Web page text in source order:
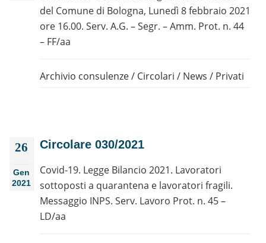
del Comune di Bologna, Lunedì 8 febbraio 2021
ore 16.00. Serv. A.G. – Segr. – Amm. Prot. n. 44
– FF/aa
Archivio consulenze/ Circolari / News / Privati
26
Gen
2021
Circolare 030/2021
Covid-19. Legge Bilancio 2021. Lavoratori
sottoposti a quarantena e lavoratori fragili.
Messaggio INPS. Serv. Lavoro Prot. n. 45 –
LD/aa